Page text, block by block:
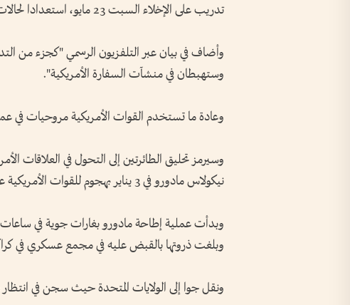
تدريب على الإخلاء السبت 23 مايو، استعدادا لحالات طوارئ طبية محتملة أو أحداث كارثية".
وأضاف في بيان عبر التلفزيون الرسمي "كجزء من
وستهبطان في منشآت السفارة الأمريكية".
وعادة ما تستخدم القوات الأمريكية مروحيات في
وسيرمز تحليق الطائرتين إلى التحول في العلاقات
نيكولاس مادورو في 3 يناير بهجوم للقوات الأمريكية على كراكاس.
وبدأت عملية إطاحة مادورو بغارات جوية في ساعات
وبلغت ذروتها بالقبض عليه في مجمع عسكري في
ونقل جوا إلى الولايات المتحدة حيث سجن في